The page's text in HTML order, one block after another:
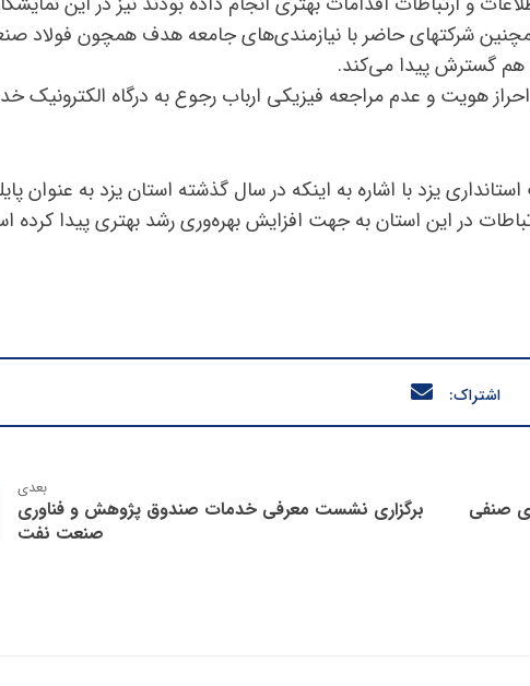
شرکتهای حاضر با نیازمندی‌های جامعه هدف همچون فولاد
هم گسترش پیدا می‌کند.
هویت و عدم مراجعه فیزیکی ارباب رجوع به درگاه الکترونیک
یزد با اشاره به اینکه در سال گذشته استان یزد به عنوان
در این استان به جهت افزایش بهره‌وری رشد بهتری پیدا کرده
صنفی
بعدی
برگزاری نشست معرفی خدمات صندوق پژوهش و فناوری
صنعت نفت